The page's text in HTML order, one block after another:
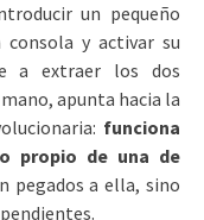
un pequeño
y activar su
a extraer los dos
apunta hacia la
funciona
propio de una de
pegados a ella, sino